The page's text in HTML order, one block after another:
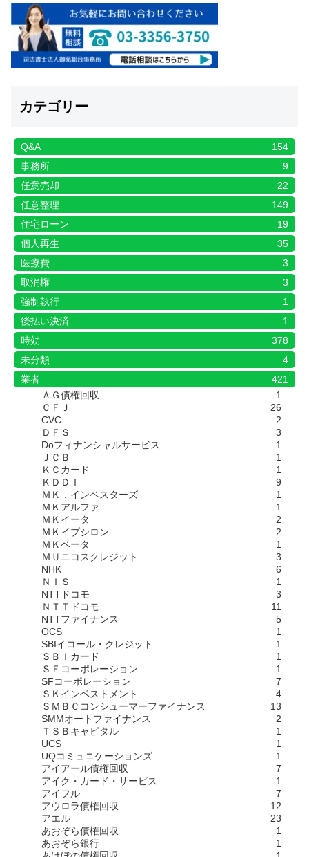
カテゴリー
Q&A
154
事務所
9
任意売却
22
任意整理
149
住宅ローン
19
個人再生
35
医療費
3
取消権
3
強制執行
1
後払い決済
1
時効
378
未分類
4
業者
421
ＡＧ債権回収
1
ＣＦＪ
26
CVC
2
ＤＦＳ
3
Doフィナンシャルサービス
1
ＪＣＢ
1
ＫＣカード
1
ＫＤＤＩ
9
ＭＫ．インベスターズ
1
ＭＫアルファ
1
ＭＫイータ
2
ＭＫイプシロン
2
ＭＫベータ
1
ＭＵニコスクレジット
3
NHK
6
ＮＩＳ
1
NTTドコモ
3
ＮＴＴドコモ
11
NTTファイナンス
5
OCS
1
SBIイコール・クレジット
1
ＳＢＩカード
1
ＳＦコーポレーション
1
SFコーポレーション
7
ＳＫインベストメント
4
ＳＭＢＣコンシューマーファイナンス
13
SMMオートファイナンス
2
ＴＳＢキャピタル
1
UCS
1
UQコミュニケーションズ
1
アイアール債権回収
7
アイク・カード・サービス
1
アイフル
7
アウロラ債権回収
12
アエル
23
あおぞら債権回収
1
あおぞら銀行
1